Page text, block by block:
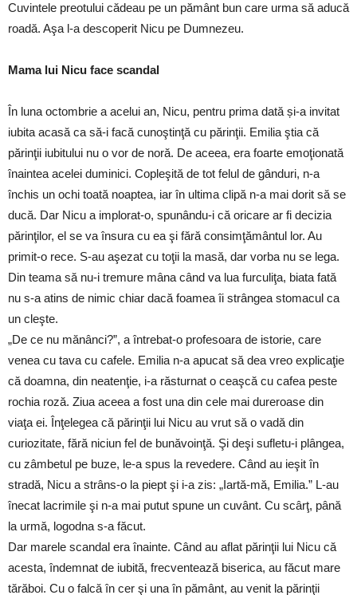
Cuvintele preotului cădeau pe un pământ bun care urma să aducă
roadă. Aşa l-a descoperit Nicu pe Dumnezeu.
Mama lui Nicu face scandal
În luna octombrie a acelui an, Nicu, pentru prima dată și-a invitat
iubita acasă ca să-i facă cunoştinţă cu părinţii. Emilia ştia că
părinţii iubitului nu o vor de noră. De aceea, era foarte emoţionată
înaintea acelei duminici. Copleşită de tot felul de gânduri, n-a
închis un ochi toată noaptea, iar în ultima clipă n-a mai dorit să se
ducă. Dar Nicu a implorat-o, spunându-i că oricare ar fi decizia
părinţilor, el se va însura cu ea şi fără consimţământul lor. Au
primit-o rece. S-au aşezat cu toţii la masă, dar vorba nu se lega.
Din teama să nu-i tremure mâna când va lua furculiţa, biata fată
nu s-a atins de nimic chiar dacă foamea îi strângea stomacul ca
un cleşte.
„De ce nu mănânci?”, a întrebat-o profesoara de istorie, care
venea cu tava cu cafele. Emilia n-a apucat să dea vreo explicaţie
că doamna, din neatenţie, i-a răsturnat o ceaşcă cu cafea peste
rochia roză. Ziua aceea a fost una din cele mai dureroase din
viaţa ei. Înţelegea că părinţii lui Nicu au vrut să o vadă din
curiozitate, fără niciun fel de bunăvoinţă. Şi deşi sufletu-i plângea,
cu zâmbetul pe buze, le-a spus la revedere. Când au ieşit în
stradă, Nicu a strâns-o la piept şi i-a zis: „Iartă-mă, Emilia.” L-au
înecat lacrimile şi n-a mai putut spune un cuvânt. Cu scârţ, până
la urmă, logodna s-a făcut.
Dar marele scandal era înainte. Când au aflat părinţii lui Nicu că
acesta, îndemnat de iubită, frecventează biserica, au făcut mare
tărăboi. Cu o falcă în cer şi una în pământ, au venit la părinţii